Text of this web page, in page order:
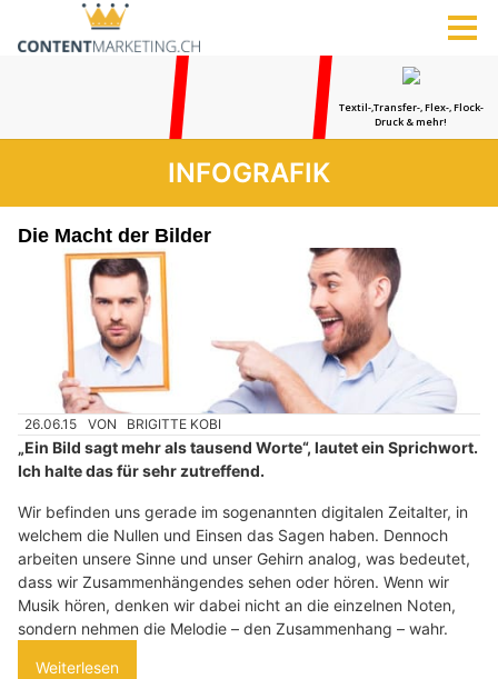
INFOGRAFIK
Die Macht der Bilder
26.06.15 VON BRIGITTE KOBI
„Ein Bild sagt mehr als tausend Worte“, lautet ein Sprichwort.
Ich halte das für sehr zutreffend.
Wir befinden uns gerade im sogenannten digitalen Zeitalter, in
welchem die Nullen und Einsen das Sagen haben. Dennoch
arbeiten unsere Sinne und unser Gehirn analog, was bedeutet,
dass wir Zusammenhängendes sehen oder hören. Wenn wir
Musik hören, denken wir dabei nicht an die einzelnen Noten,
sondern nehmen die Melodie – den Zusammenhang – wahr.
Weiterlesen